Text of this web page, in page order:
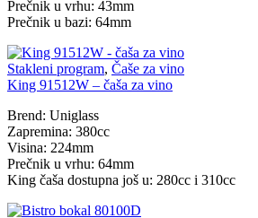
Prečnik u vrhu: 43mm
Prečnik u bazi: 64mm
Stakleni program, Čaše za vino
King 91512W – čaša za vino
Brend: Uniglass
Zapremina: 380cc
Visina: 224mm
Prečnik u vrhu: 64mm
King čaša dostupna još u: 280cc i 310cc